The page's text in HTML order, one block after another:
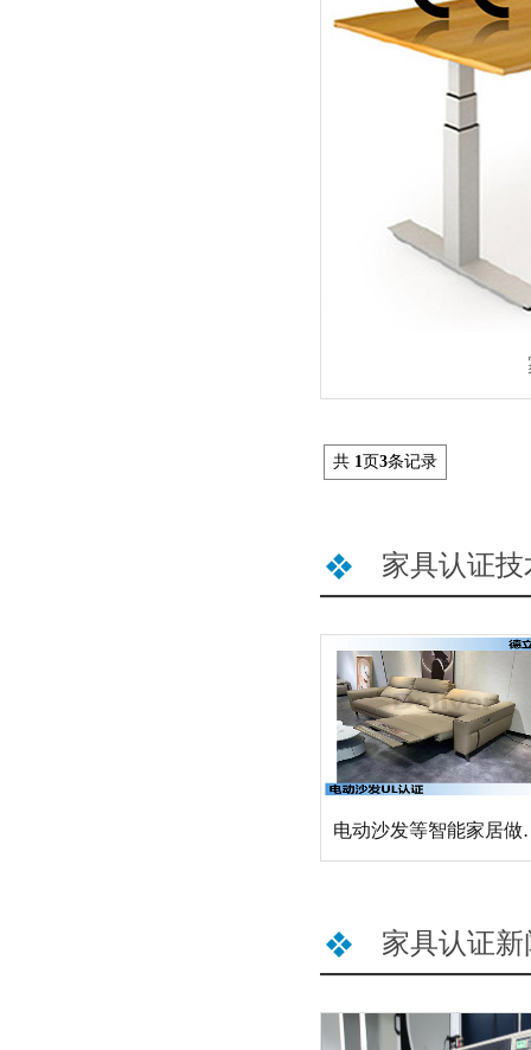
共 1页3条记录
家具认证
电动沙发
家具认证